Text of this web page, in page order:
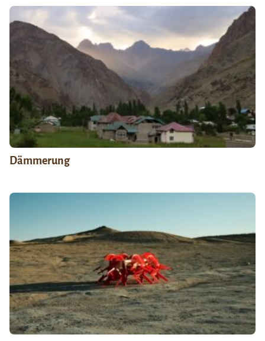
Dämmerung